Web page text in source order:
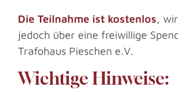
Die Teilnahme ist kostenlos,
jedoch über eine freiwillige
Trafohaus Pieschen e.V.
Wichtige Hinweise: